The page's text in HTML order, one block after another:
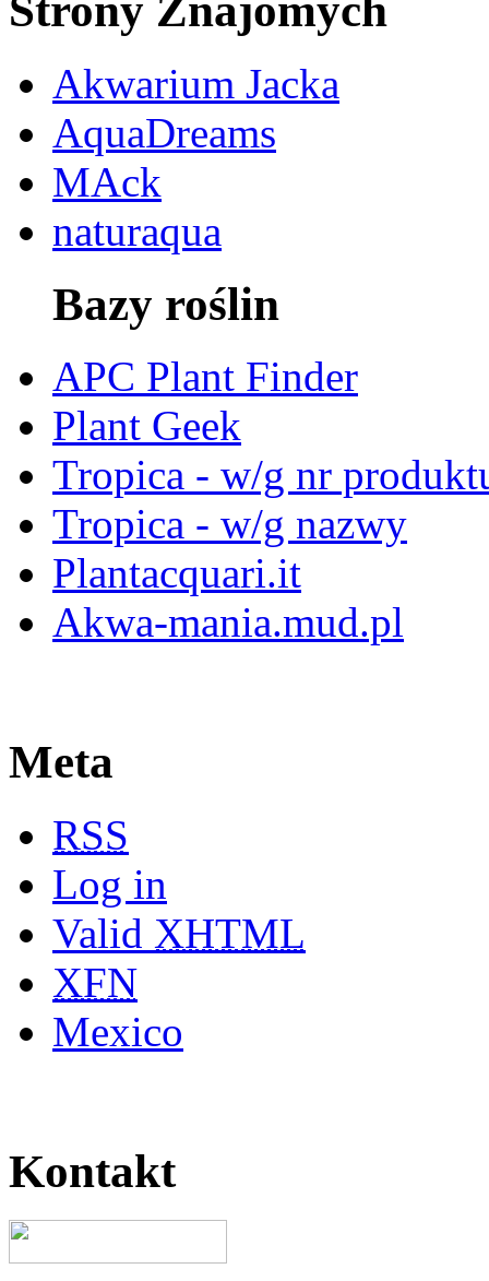
Akwarium Jacka
AquaDreams
MAck
naturaqua
Bazy roślin
APC Plant Finder
Plant Geek
Tropica - w/g nr
Tropica - w/g nazwy
Plantacquari.it
Akwa-mania.mud.pl
Meta
RSS
Log in
Valid XHTML
XFN
Mexico
Kontakt